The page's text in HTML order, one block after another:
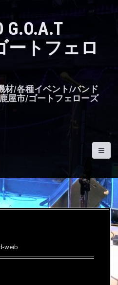
G.O.A.T
ートフェロ
材/各種イベント/バンド
屋市/ゴートフェローズ
weib